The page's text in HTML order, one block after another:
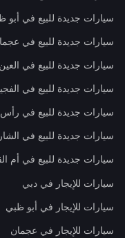
سيارات جديدة للبيع في أبو
سيارات جديدة للبيع في
سيارات جديدة للبيع في العين
سيارات جديدة للبيع في
سيارات جديدة للبيع في رأس
سيارات جديدة للبيع في
سيارات جديدة للبيع في أم
سيارات للإيجار في دبي
سيارات للإيجار في أبو ظبي
سيارات للإيجار في عجمان